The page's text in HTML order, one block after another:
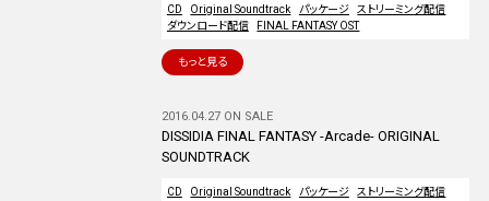
CD Original Soundtrack パッケージ
ストリーミング配信
ダウンロード配信
FINAL FANTASY OST
もっと見る
2016.04.27 ON SALE
DISSIDIA FINAL FANTASY -Arcade- ORIGINAL
SOUNDTRACK
CD Original Soundtrack パッケージ
ストリーミング配信